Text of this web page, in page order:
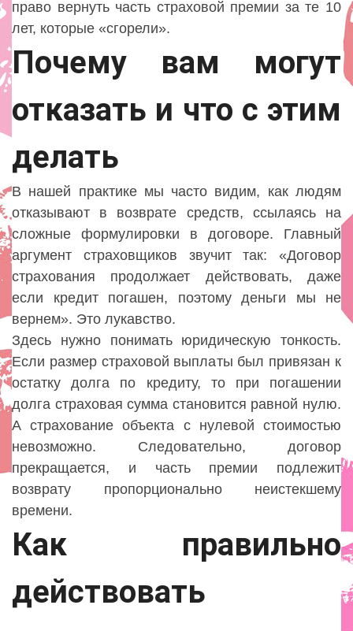
право вернуть часть страховой премии за те 10
лет, которые «сгорели».
Почему вам могут
отказать и что с этим
делать
В нашей практике мы часто видим, как людям
отказывают в возврате средств, ссылаясь на
сложные формулировки в договоре. Главный
аргумент страховщиков звучит так: «Договор
страхования продолжает действовать, даже
если кредит погашен, поэтому деньги мы не
вернем». Это лукавство.
Здесь нужно понимать юридическую тонкость.
Если размер страховой выплаты был привязан к
остатку долга по кредиту, то при погашении
долга страховая сумма становится равной нулю.
А страхование объекта с нулевой стоимостью
невозможно. Следовательно, договор
прекращается, и часть премии подлежит
возврату пропорционально неистекшему
времени.
Как правильно
действовать